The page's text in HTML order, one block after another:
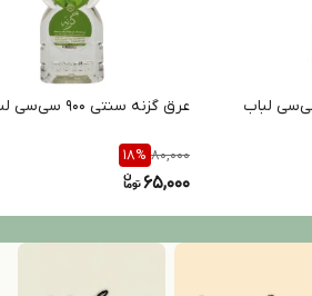
عرق گزنه سنتی ۹۰۰ سی‌سی لباب
80,000
18%
65,000